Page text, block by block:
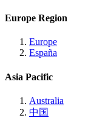
Europe Region
Europe
España
Asia Pacific
Australia
中国